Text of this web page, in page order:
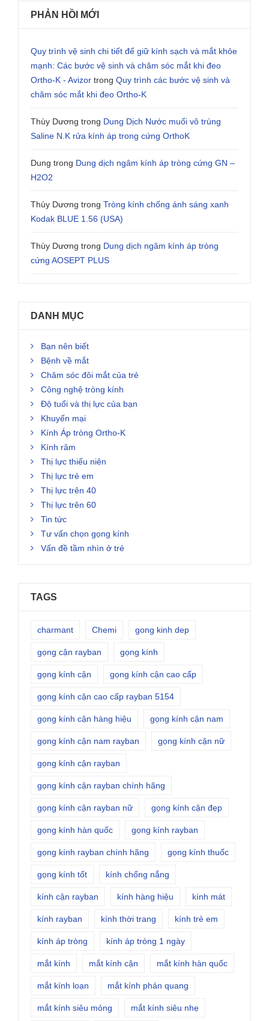
PHẢN HỒI MỚI
Quy trình vệ sinh chi tiết để giữ kính sạch và mắt khỏe
mạnh: Các bước vệ sinh và chăm sóc mắt khi đeo
Ortho-K - Avizor trong Quy trình các bước vệ sinh và
chăm sóc mắt khi đeo Ortho-K
Thùy Dương trong Dung Dịch Nước muối vô trùng
Saline N.K rửa kính áp trong cứng OrthoK
Dung trong Dung dịch ngâm kính áp tròng cứng GN –
H2O2
Thùy Dương trong Tròng kính chống ánh sáng xanh
Kodak BLUE 1.56 (USA)
Thùy Dương trong Dung dịch ngâm kính áp tròng
cứng AOSEPT PLUS
DANH MỤC
Bạn nên biết
Bệnh về mắt
Chăm sóc đôi mắt của trẻ
Công nghệ tròng kính
Độ tuổi và thị lực của bạn
Khuyến mại
Kính Áp tròng Ortho-K
Kính râm
Thị lực thiếu niên
Thị lực trẻ em
Thị lực trên 40
Thị lực trên 60
Tin tức
Tư vấn chọn gọng kính
Vấn đề tầm nhìn ở trẻ
TAGS
charmant Chemi gong kinh dep
gọng cận rayban gọng kính
gọng kính cận gọng kính cận cao cấp
gọng kính cận cao cấp rayban 5154
gọng kính cận hàng hiệu gọng kính cận nam
gọng kính cận nam rayban gọng kính cận nữ
gọng kính cận rayban
gọng kính cận rayban chính hãng
gọng kính cận rayban nữ gọng kính cận đẹp
gọng kính hàn quốc gọng kính rayban
gọng kính rayban chính hãng gọng kính thuốc
gọng kính tốt kính chống nắng
kính cận rayban kính hàng hiệu kính mát
kính rayban kính thời trang kính trẻ em
kính áp tròng kính áp tròng 1 ngày
mắt kính mắt kính cận mắt kính hàn quốc
mắt kính loạn mắt kính phản quang
mắt kính siêu mỏng mắt kính siêu nhẹ